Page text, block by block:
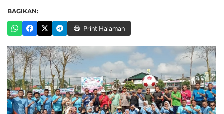
BAGIKAN:
Print Halaman